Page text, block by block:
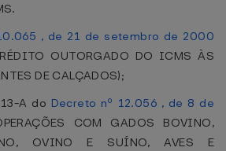
, de 21 de setembro de 2000
OUTORGADO DO ICMS ÀS
DE CALÇADOS);
A do Decreto nº 12.056 , de 8 de
COM GADOS BOVINO,
OVINO E SUÍNO, AVES E